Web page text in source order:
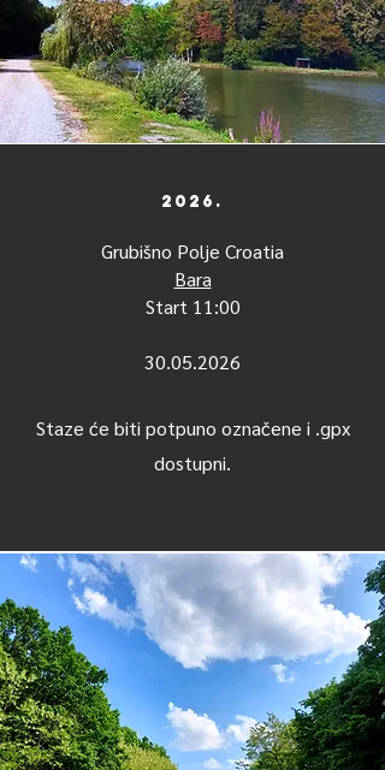
2026.
Grubišno Polje Croatia
Bara
Start 11:00
30.05.2026
Staze će biti potpuno označene i .gpx
dostupni.